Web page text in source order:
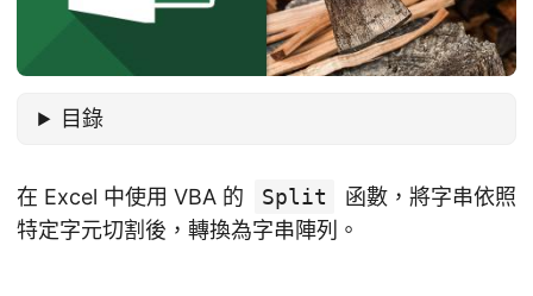
目錄
在 Excel 中使用 VBA 的 Split
函數，將字串依照
特定字元切割後，轉換為字串陣列。